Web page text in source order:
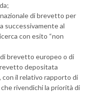
di brevetto per
successivamente al
con esito “non
brevetto europeo o di
depositata
il relativo rapporto di
rivendichi la priorità di